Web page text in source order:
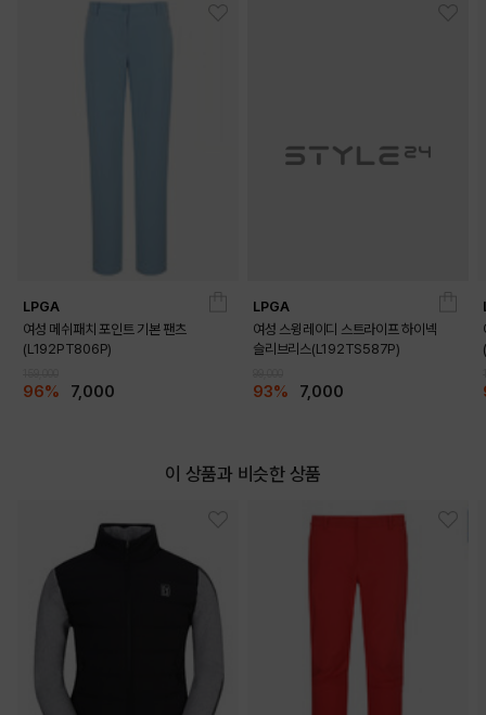
LPGA
여성 메쉬패치 포인트 기본 팬츠
(L192PT806P)
96% 7,000
LPGA
여성 스윙레이디 스트라이프 하이넥
슬리브리스(L192TS587P)
93% 7,000
이 상품과 비슷한 상품